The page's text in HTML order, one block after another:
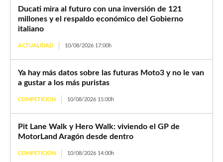
Ducati mira al futuro con una inversión de 121
millones y el respaldo económico del Gobierno
italiano
ACTUALIDAD 10/08/2026 17:00h
Ya hay más datos sobre las futuras Moto3 y no le van
a gustar a los más puristas
COMPETICION 10/08/2026 15:00h
Pit Lane Walk y Hero Walk: viviendo el GP de
MotorLand Aragón desde dentro
COMPETICION 10/08/2026 14:00h